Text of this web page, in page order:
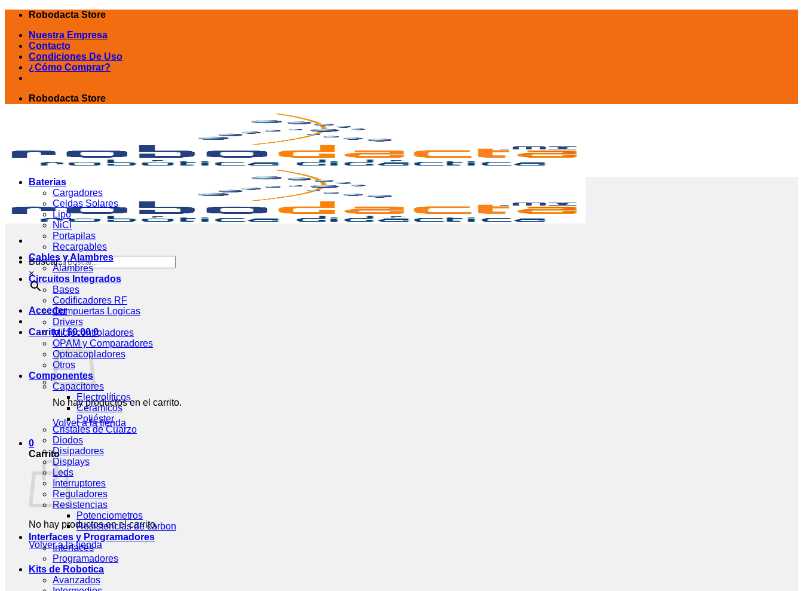
Skip
content
Robodacta Store
Nuestra Empresa
Contacto
Condiciones De Uso
¿Cómo Comprar?
Robodacta Store
Buscar...
×
Acceder
Carrito /$0.00 0
No hay productos en el carrito.
Volver a la tienda
0
Carrito
No hay productos en el carrito.
Volver a la tienda
Baterias
Cargadores
Celdas Solares
Lipo
NiCl
Portapilas
Recargables
Cables y Alambres
Alambres
Circuitos Integrados
Bases
Codificadores RF
Compuertas Logicas
Drivers
Microcontroladores
OPAM y Comparadores
Optoacopladores
Otros
Componentes
Capacitores
Electrolíticos
Cerámicos
Poliéster
Cristales de Cuarzo
Diodos
Disipadores
Displays
Leds
Interruptores
Reguladores
Resistencias
Potenciometros
Resistencias de carbon
Interfaces y Programadores
Interfaces
Programadores
Kits de Robotica
Avanzados